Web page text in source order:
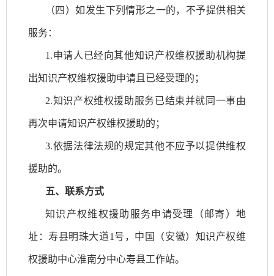
（四）如发生下列情形之一的，不予提供相关
服务：
1.申请人已经向其他知识产权维权援助机构提
出知识产权维权援助申请且已经受理的；
2.知识产权维权援助服务已结束并就同一事由
再次申请知识产权维权援助的；
3.依据法律法规的规定其他不应予以提供维权
援助的。
五、联系方式
知识产权维权援助服务申请受理（邮寄）地
址：寿县明珠大道1号 ，中国（安徽）知识产权维
权援助中心淮南分中心寿县工作站。